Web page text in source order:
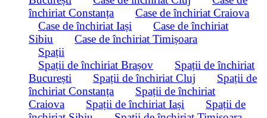
închiriat Constanța
Case de închiriat Craiova
Case de închiriat Iași
Case de închiriat
Sibiu
Case de închiriat Timișoara
Spații
Spații de închiriat Brașov
Spații de închiriat
București
Spații de închiriat Cluj
Spații de
închiriat Constanța
Spații de închiriat
Craiova
Spații de închiriat Iași
Spații de